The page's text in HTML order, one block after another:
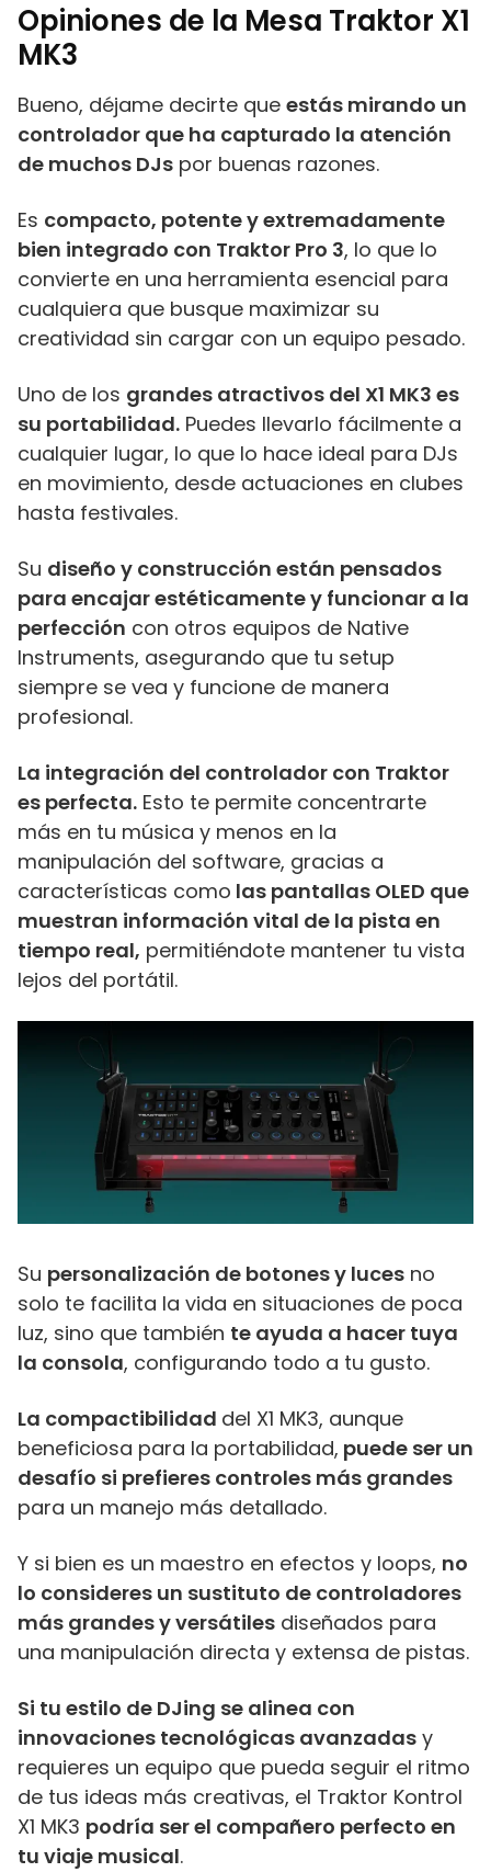
Opiniones de la Mesa Traktor X1
MK3
Bueno, déjame decirte que estás mirando un
controlador que ha capturado la atención
de muchos DJs por buenas razones.
Es compacto, potente y extremadamente
bien integrado con Traktor Pro 3, lo que lo
convierte en una herramienta esencial para
cualquiera que busque maximizar su
creatividad sin cargar con un equipo pesado.
Uno de los grandes atractivos del X1 MK3 es
su portabilidad. Puedes llevarlo fácilmente a
cualquier lugar, lo que lo hace ideal para DJs
en movimiento, desde actuaciones en clubes
hasta festivales.
Su diseño y construcción están pensados
para encajar estéticamente y funcionar a la
perfección con otros equipos de Native
Instruments, asegurando que tu setup
siempre se vea y funcione de manera
profesional.
La integración del controlador con Traktor
es perfecta. Esto te permite concentrarte
más en tu música y menos en la
manipulación del software, gracias a
características como las pantallas OLED que
muestran información vital de la pista en
tiempo real, permitiéndote mantener tu vista
lejos del portátil.
Su personalización de botones y luces no
solo te facilita la vida en situaciones de poca
luz, sino que también te ayuda a hacer tuya
la consola, configurando todo a tu gusto.
La compactibilidad del X1 MK3, aunque
beneficiosa para la portabilidad, puede ser un
desafío si prefieres controles más grandes
para un manejo más detallado.
Y si bien es un maestro en efectos y loops, no
lo consideres un sustituto de controladores
más grandes y versátiles diseñados para
una manipulación directa y extensa de pistas.
Si tu estilo de DJing se alinea con
innovaciones tecnológicas avanzadas y
requieres un equipo que pueda seguir el ritmo
de tus ideas más creativas, el Traktor Kontrol
X1 MK3 podría ser el compañero perfecto en
tu viaje musical.